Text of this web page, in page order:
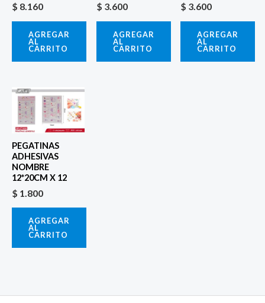
$ 8.160
AGREGAR
AL
CARRITO
$ 3.600
AGREGAR
AL
CARRITO
$ 3.600
AGREGAR
AL
CARRITO
PEGATINAS
ADHESIVAS
NOMBRE
12*20CM X 12
$ 1.800
AGREGAR
AL
CARRITO